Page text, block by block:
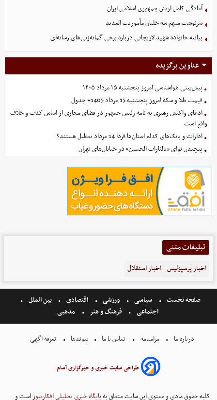
آمادگی کامل ارتش جمهوری اسلامی ایران
سرنوشت مبهم سه خلبان مأموریت العدید
بیانیه خانواده شهید لاریجانی درباره برخی گمانه‌زنی‌های رسانه‌ای
عناوین برگزیده
پیش‌بینی هواشناسی امروز پنجشنبه ۱۵ مرداد ۱۴۰۵
قیمت طلا و سکه امروز پنجشنبه 15 مرداد 1405+ جدول
ادعای واکنش رهبری به نامه رئیس جمهور در فضای مجازی از اساس کذب و خلاف
واقع است
ادارات و بانک‌های کدام استان‌ها فردا 14 مرداد تعطیل هستند؟
پیچیدن نوای «یالثارات الحسین» در خیابان‌های تهران
تبلیغات متنی
اخبار پرسپولیس اخبار استقلال
صفحه نخست سیاسی ورزشی اقتصادی
بین الملل
اجتماعی
فرهنگ و هنر مذهبی
درباره ما مرامنامه تماس با ما پیوندها تعرفه اگهی
طراحی سایت خبری و خبرگزاری آسام
کلیه حقوق مادی و معنوی این سایت متعلق بهپایگاه خبری تحلیلی افکارنیوزاست و